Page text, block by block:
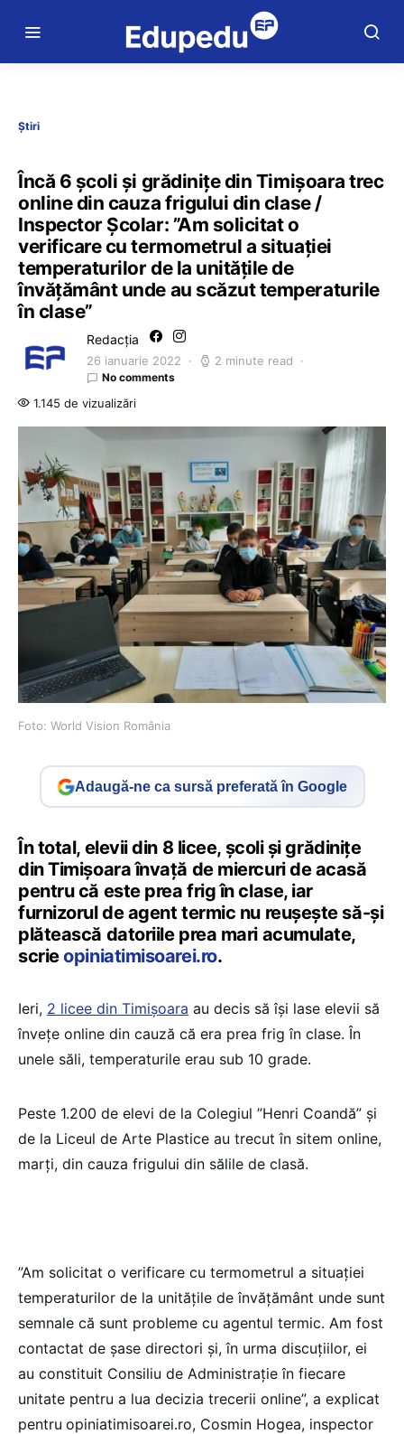
Știri
Încă 6 școli și grădinițe din Timișoara trec
online din cauza frigului din clase /
Inspector Școlar: ”Am solicitat o
verificare cu termometrul a situației
temperaturilor de la unitățile de
învățământ unde au scăzut temperaturile
în clase”
Redacția
26 ianuarie 2022 2 minute read
No comments
1.145 de vizualizări
Foto: World Vision România
Adaugă-ne ca sursă preferată în Google
În total, elevii din 8 licee, școli și grădinițe
din Timișoara învață de miercuri de acasă
pentru că este prea frig în clase, iar
furnizorul de agent termic nu reușește să-și
plătească datoriile prea mari acumulate,
scrieopiniatimisoarei.ro.
Ieri, 2 licee din Timișoara au decis să își lase elevii să
învețe online din cauză că era prea frig în clase. În
unele săli, temperaturile erau sub 10 grade.
Peste 1.200 de elevi de la Colegiul ”Henri Coandă” şi
de la Liceul de Arte Plastice au trecut în sitem online,
marți, din cauza frigului din sălile de clasă.
”Am solicitat o verificare cu termometrul a situației
temperaturilor de la unitățile de învățământ unde sunt
semnale că sunt probleme cu agentul termic. Am fost
contactat de șase directori și, în urma discuțiilor, ei
au constituit Consiliu de Administrație în fiecare
unitate pentru a lua decizia trecerii online”, a explicat
pentru opiniatimisoarei.ro, Cosmin Hogea, inspector